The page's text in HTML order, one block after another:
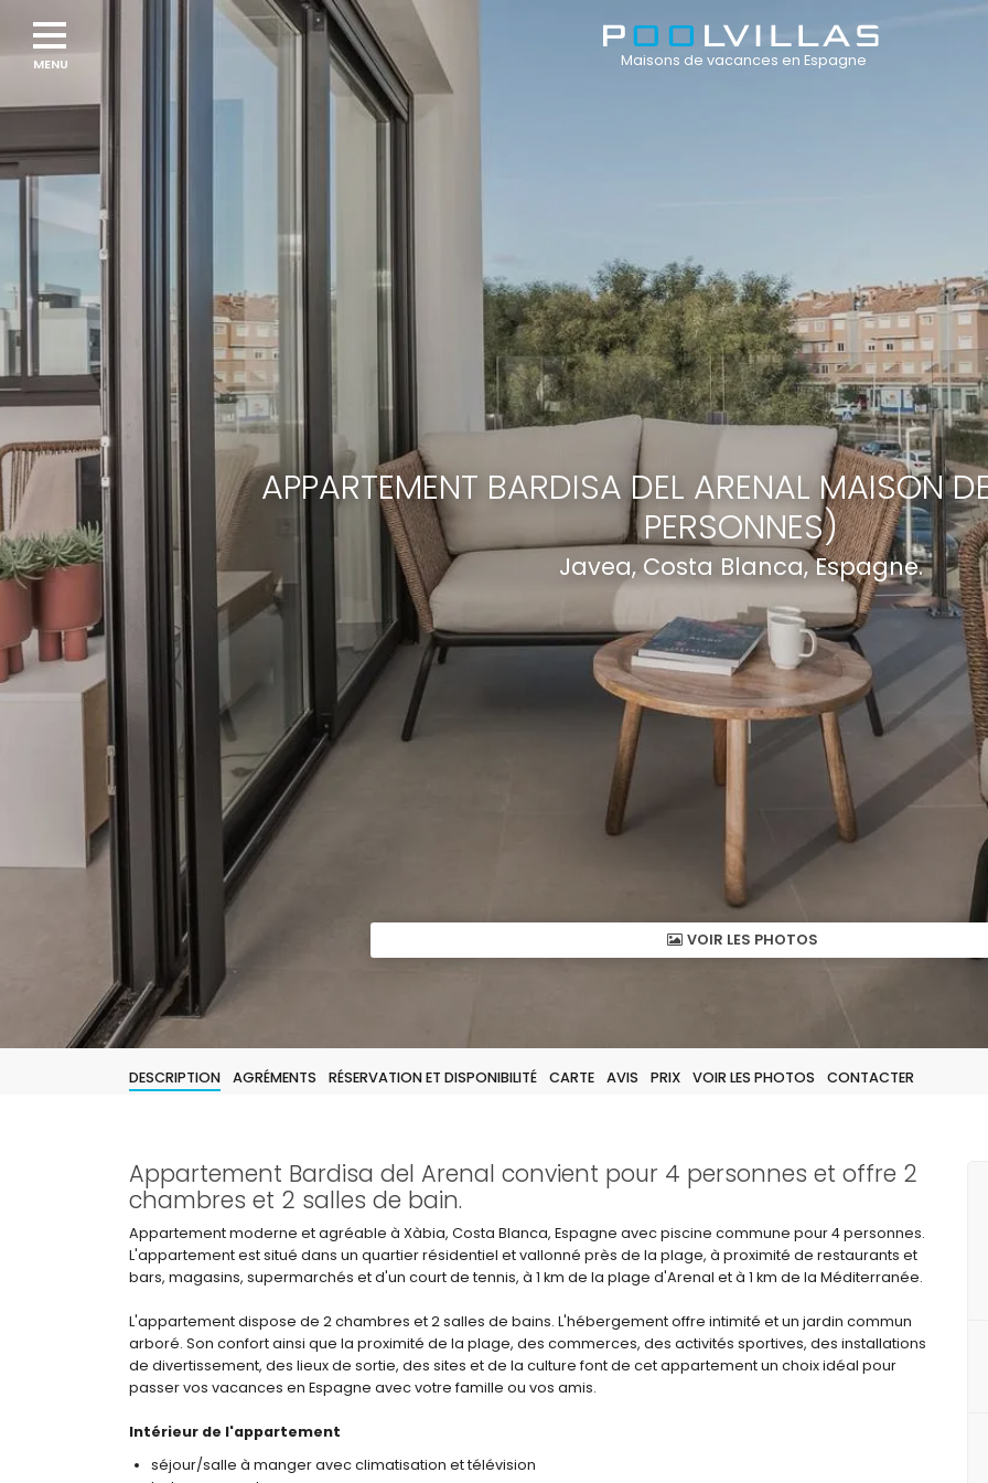
APPARTEMENT BARDISA DEL ARENAL MAISON
PERSONNES)
Javea, Costa Blanca, Espagne.
VOIR LES PHOTOS
DESCRIPTION AGRÉMENTS RÉSERVATION ET DISPONIBILITÉ CARTE AVIS PRIX VOIR LES PHOTOS CONTACTER
Appartement Bardisa del Arenal convient pour 4 personnes et offre 2
chambres et 2 salles de bain.
Appartement moderne et agréable à Xàbia, Costa Blanca, Espagne avec piscine commune pour 4 personnes.
L'appartement est situé dans un quartier résidentiel et vallonné près de la plage, à proximité de restaurants et
bars, magasins, supermarchés et d'un court de tennis, à 1 km de la plage d'Arenal et à 1 km de la Méditerranée.
L'appartement dispose de 2 chambres et 2 salles de bains. L'hébergement offre intimité et un jardin commun
arboré. Son confort ainsi que la proximité de la plage, des commerces, des activités sportives, des installations
de divertissement, des lieux de sortie, des sites et de la culture font de cet appartement un choix idéal pour
passer vos vacances en Espagne avec votre famille ou vos amis.
Intérieur de l'appartement
séjour/salle à manger avec climatisation et télévision
Maisons de vacances en Espagne